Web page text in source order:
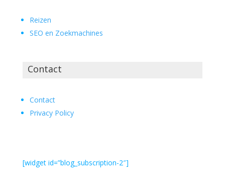
Reizen
SEO en Zoekmachines
Contact
Contact
Privacy Policy
[widget id=”blog_subscription-2″]